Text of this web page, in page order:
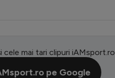
cele mai tari clipuri iAMsport.ro
pe Google